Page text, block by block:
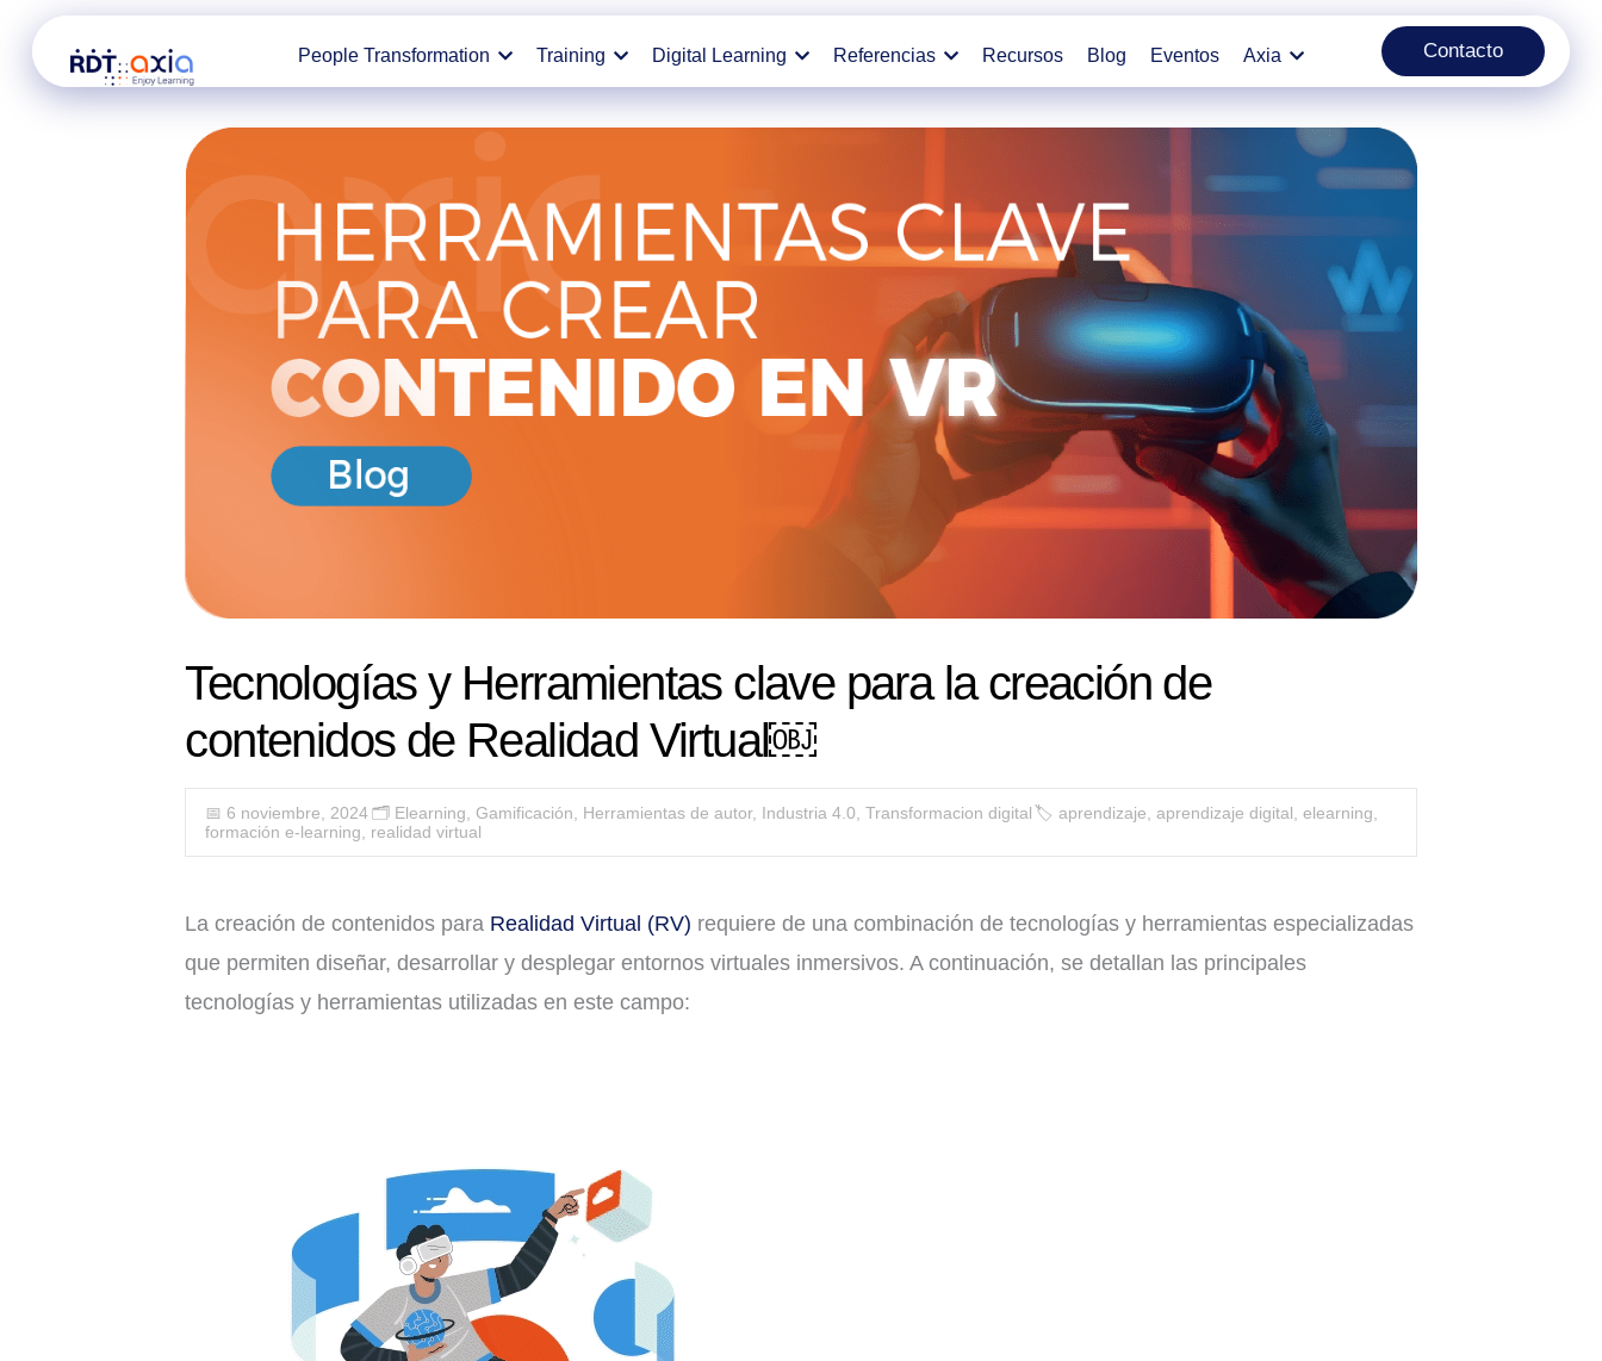
People Transformation Training Digital Learning Referencias Recursos Blog Eventos Axia Contacto
Tecnologías y Herramientas clave para la creación de
contenidos de Realidad Virtual￼
📅 6 noviembre, 2024🗂️ Elearning, Gamificación, Herramientas de autor, Industria 4.0, Transformacion digital 🏷aprendizaje,aprendizaje digital,elearning,
formación e-learning, realidad virtual
La creación de contenidos para Realidad Virtual (RV) requiere de una combinación de tecnologías y herramientas especializadas
que permiten diseñar, desarrollar y desplegar entornos virtuales inmersivos. A continuación, se detallan las principales
tecnologías y herramientas utilizadas en este campo: